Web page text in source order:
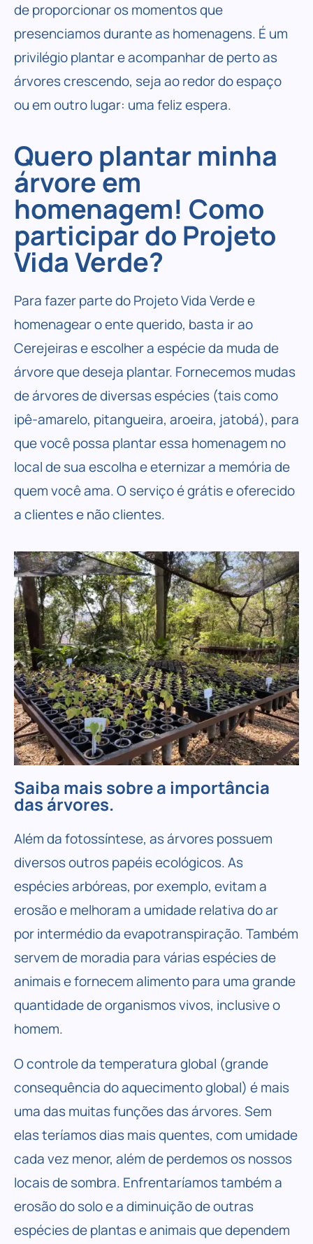
de proporcionar os momentos que
presenciamos durante as homenagens. É um
privilégio plantar e acompanhar de perto as
árvores crescendo, seja ao redor do espaço
ou em outro lugar: uma feliz espera.
Quero plantar minha
árvore em
homenagem! Como
participar do Projeto
Vida Verde?
Para fazer parte do Projeto Vida Verde e
homenagear o ente querido, basta ir ao
Cerejeiras e escolher a espécie da muda de
árvore que deseja plantar. Fornecemos mudas
de árvores de diversas espécies (tais como
ipê-amarelo, pitangueira, aroeira, jatobá), para
que você possa plantar essa homenagem no
local de sua escolha e eternizar a memória de
quem você ama. O serviço é grátis e oferecido
a clientes e não clientes.
Saiba mais sobre a importância
das árvores.
Além da fotossíntese, as árvores possuem
diversos outros papéis ecológicos. As
espécies arbóreas, por exemplo, evitam a
erosão e melhoram a umidade relativa do ar
por intermédio da evapotranspiração. Também
servem de moradia para várias espécies de
animais e fornecem alimento para uma grande
quantidade de organismos vivos, inclusive o
homem.
O controle da temperatura global (grande
consequência do aquecimento global) é mais
uma das muitas funções das árvores. Sem
elas teríamos dias mais quentes, com umidade
cada vez menor, além de perdemos os nossos
locais de sombra. Enfrentaríamos também a
erosão do solo e a diminuição de outras
espécies de plantas e animais que dependem